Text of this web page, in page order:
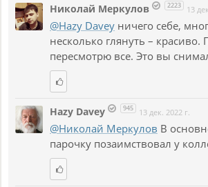
Николай Меркулов 2223 13
@Hazy Davey ничего себе,
несколько глянуть – красиво.
пересмотрю все. Это вы
Hazy Davey 945 13 дек. 2022 г.
@Николай Меркулов В
парочку позаимствовал у